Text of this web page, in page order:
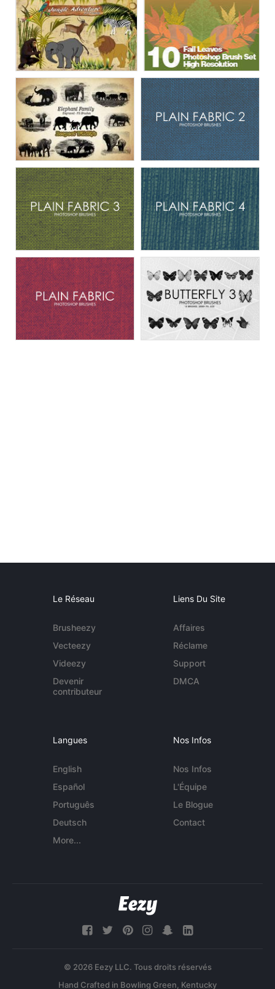
Le Réseau
Brusheezy
Vecteezy
Videezy
Devenir
contributeur
Liens Du Site
Affaires
Réclame
Support
DMCA
Langues
English
Español
Português
Deutsch
More...
Nos Infos
Nos Infos
L'Équipe
Le Blogue
Contact
© 2026 Eezy LLC. Tous droits réservés